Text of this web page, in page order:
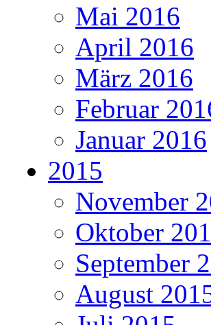
Mai 2016
April 2016
März 2016
Februar
Januar 2016
2015
November
Oktober
September
August